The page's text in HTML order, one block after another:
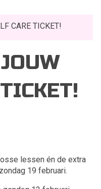
CARE TICKET!
lessen én de extra
19 februari.